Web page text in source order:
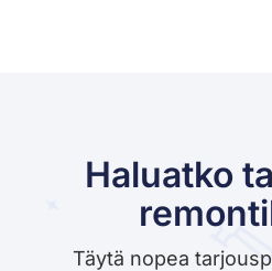
Haluatko
Täytä nopea